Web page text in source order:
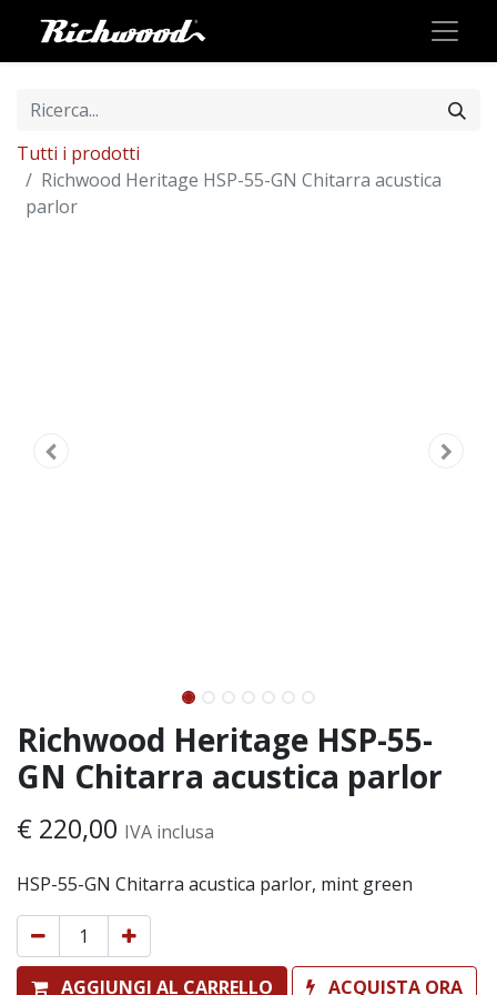
Tutti i prodotti
Richwood Heritage HSP-55-GN Chitarra acustica
parlor
Richwood Heritage HSP-55-
GN Chitarra acustica parlor
€ 220,00 IVA inclusa
HSP-55-GN Chitarra acustica parlor, mint green
AGGIUNGI AL CARRELLO ACQUISTA ORA